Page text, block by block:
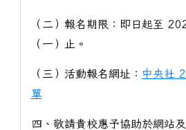
（二）報名期限：即日起至
（一）止。
（三）活動報名網址： 中央社
單
四、敬請貴校惠予協助於網站